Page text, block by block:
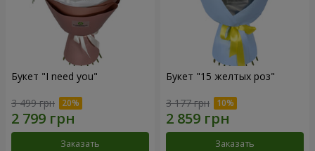
Букет "I need you"
3 499 грн
Заказать
Букет "15 желтых роз"
3 177 грн
Заказать